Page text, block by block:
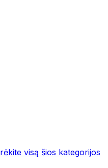
visą šios kategorijos